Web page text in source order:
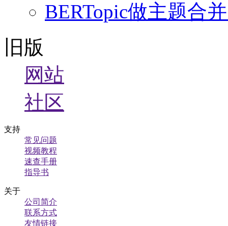
BERTopic做主题合
旧版
网站
社区
支持
常见问题
视频教程
速查手册
指导书
关于
公司简介
联系方式
友情链接